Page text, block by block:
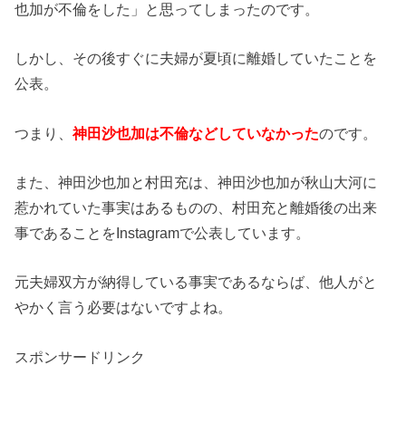
也加が不倫をした」と思ってしまったのです。
しかし、その後すぐに夫婦が夏頃に離婚していたことを
公表。
つまり、神田沙也加は不倫などしていなかったのです。
また、神田沙也加と村田充は、神田沙也加が秋山大河に
惹かれていた事実はあるものの、村田充と離婚後の出来
事であることをInstagramで公表しています。
元夫婦双方が納得している事実であるならば、他人がと
やかく言う必要はないですよね。
スポンサードリンク